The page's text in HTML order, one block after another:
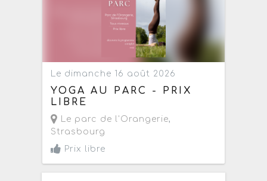
Le dimanche 16 août 2026
YOGA AU PARC - PRIX
LIBRE
Le parc de l'Orangerie,
Strasbourg
Prix libre